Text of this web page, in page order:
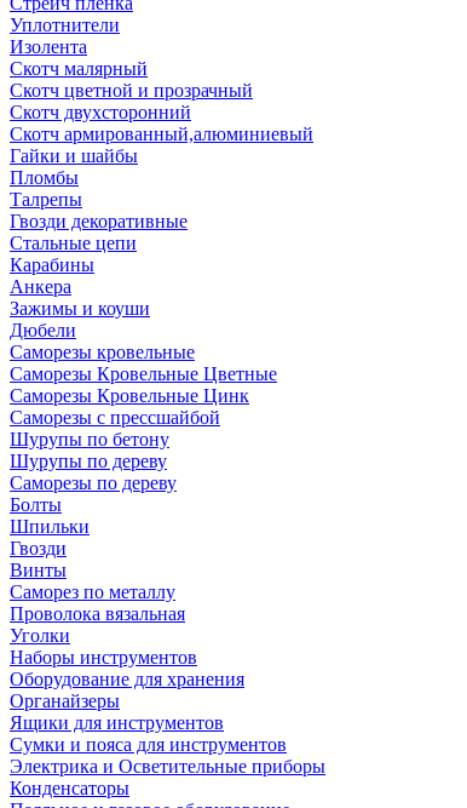
Уплотнители
Изолента
Скотч малярный
Скотч цветной и прозрачный
Скотч двухсторонний
Скотч армированный,алюминиевый
Гайки и шайбы
Пломбы
Талрепы
Гвозди декоративные
Стальные цепи
Карабины
Анкера
Зажимы и коуши
Дюбели
Саморезы кровельные
Саморезы Кровельные Цветные
Саморезы Кровельные Цинк
Саморезы с прессшайбой
Шурупы по бетону
Шурупы по дереву
Саморезы по дереву
Болты
Шпильки
Гвозди
Винты
Саморез по металлу
Проволока вязальная
Уголки
Наборы инструментов
Оборудование для хранения
Органайзеры
Ящики для инструментов
Сумки и пояса для инструментов
Электрика и Осветительные приборы
Конденсаторы